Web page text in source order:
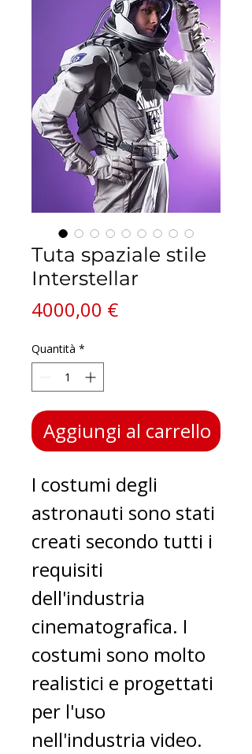
Tuta spaziale stile
Interstellar
4000,00 €Prezzo
Quantità *
Aggiungi al carrello
I costumi degli
astronauti sono stati
creati secondo tutti i
requisiti
dell'industria
cinematografica. I
costumi sono molto
realistici e progettati
per l'uso
nell'industria video.